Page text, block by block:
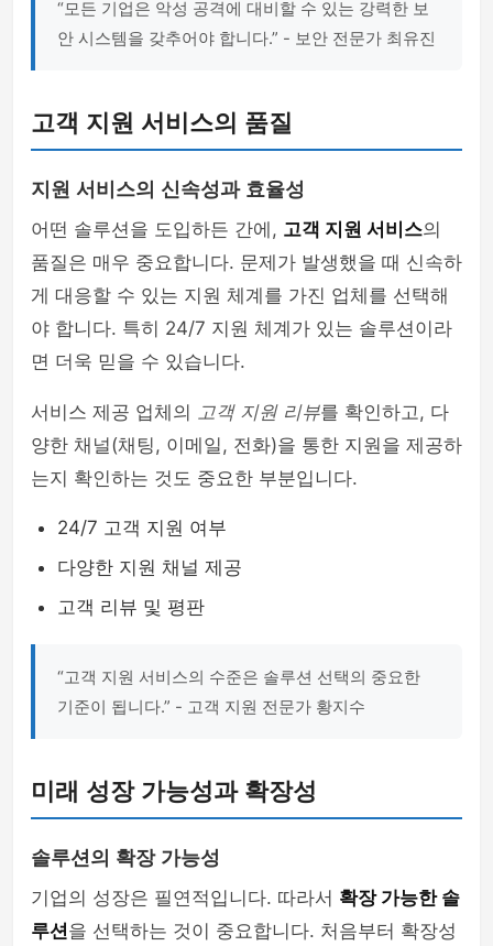
“모든 기업은 악성 공격에 대비할 수 있는 강력한 보
안 시스템을 갖추어야 합니다.” - 보안 전문가 최유진
고객 지원 서비스의 품질
지원 서비스의 신속성과 효율성
어떤 솔루션을 도입하든 간에, 고객 지원 서비스의
품질은 매우 중요합니다. 문제가 발생했을 때 신속하
게 대응할 수 있는 지원 체계를 가진 업체를 선택해
야 합니다. 특히 24/7 지원 체계가 있는 솔루션이라
면 더욱 믿을 수 있습니다.
서비스 제공 업체의 고객 지원 리뷰를 확인하고, 다
양한 채널(채팅, 이메일, 전화)을 통한 지원을 제공하
는지 확인하는 것도 중요한 부분입니다.
24/7 고객 지원 여부
다양한 지원 채널 제공
고객 리뷰 및 평판
“고객 지원 서비스의 수준은 솔루션 선택의 중요한
기준이 됩니다.” - 고객 지원 전문가 황지수
미래 성장 가능성과 확장성
솔루션의 확장 가능성
기업의 성장은 필연적입니다. 따라서 확장 가능한 솔
루션을 선택하는 것이 중요합니다. 처음부터 확장성